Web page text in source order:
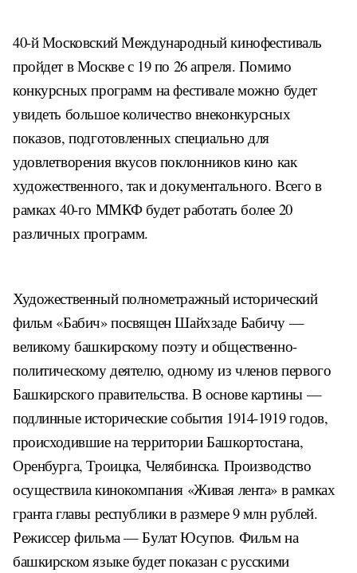
40-й Московский Международный кинофестиваль
пройдет в Москве с 19 по 26 апреля. Помимо
конкурсных программ на фестивале можно будет
увидеть большое количество внеконкурсных
показов, подготовленных специально для
удовлетворения вкусов поклонников кино как
художественного, так и документального. Всего в
рамках 40-го ММКФ будет работать более 20
различных программ.
Художественный полнометражный исторический
фильм «Бабич» посвящен Шайхзаде Бабичу —
великому башкирскому поэту и общественно-
политическому деятелю, одному из членов первого
Башкирского правительства. В основе картины —
подлинные исторические события 1914-1919 годов,
происходившие на территории Башкортостана,
Оренбурга, Троицка, Челябинска. Производство
осуществила кинокомпания «Живая лента» в рамках
гранта главы республики в размере 9 млн рублей.
Режиссер фильма — Булат Юсупов. Фильм на
башкирском языке будет показан с русскими